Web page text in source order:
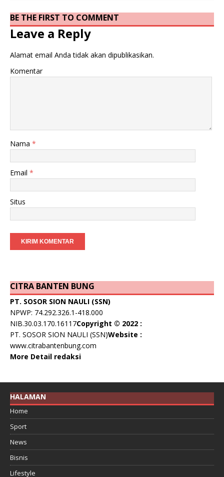
BE THE FIRST TO COMMENT
Leave a Reply
Alamat email Anda tidak akan dipublikasikan.
Komentar
Nama *
Email *
Situs
CITRA BANTEN BUNG
PT. SOSOR SION NAULI (SSN)
NPWP: 74.292.326.1-418.000
NIB.30.03.170.16117Copyright © 2022 :
PT. SOSOR SION NAULI (SSN)Website :
www.citrabantenbung.com
More Detail redaksi
HALAMAN
Home
Sport
News
Bisnis
Lifestyle